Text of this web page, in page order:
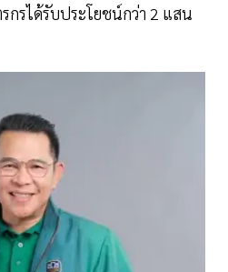
กรได้รับประโยชน์กว่า 2 แสน